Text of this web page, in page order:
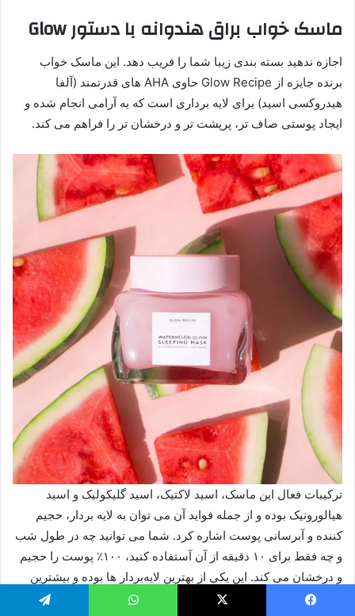
ماسک خواب براق هندوانه با دستور Glow
اجازه ندهید بسته بندی زیبا شما را فریب دهد. این ماسک خواب
برنده جایزه از Glow Recipe حاوی AHA های قدرتمند (آلفا
هیدروکسی اسید) برای لایه برداری است که به آرامی انجام شده و
ایجاد پوستی صاف تر، پرپشت تر و درخشان تر را فراهم می کند.
ترکیبات فعال این ماسک، اسید لاکتیک، اسید گلیکولیک و اسید
هیالورونیک بوده و از جمله فواید آن می توان به لایه بردار، حجیم
کننده و آبرسانی پوست اشاره کرد. شما می توانید چه در طول شب
و چه فقط برای ۱۰ دقیقه از آن آستفاده کنید، ۱۰۰٪ پوست را حجیم
و درخشان می کند. این یکی از بهترین لایه‌بردار ها بوده و بیشترین
تاثیر را دارد.